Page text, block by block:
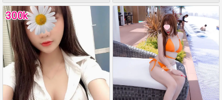
300k